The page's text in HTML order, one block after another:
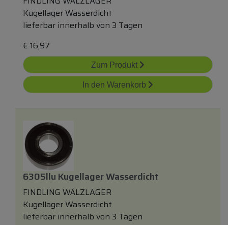
Kugellager Wasserdicht
lieferbar innerhalb von 3 Tagen
€ 16,97
Zum Produkt
In den Warenkorb
6305llu Kugellager Wasserdicht
FINDLING WÄLZLAGER
Kugellager Wasserdicht
lieferbar innerhalb von 3 Tagen